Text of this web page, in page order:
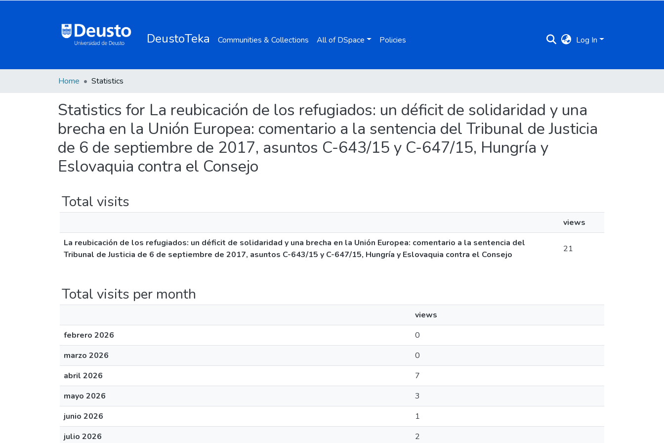
DeustoTeka Communities & Collections All of DSpace Policies Log In
Home Statistics
Statistics for La reubicación de los refugiados: un déficit de solidaridad y una
brecha en la Unión Europea: comentario a la sentencia del Tribunal de Justicia
de 6 de septiembre de 2017, asuntos C-643/15 y C-647/15, Hungría y
Eslovaquia contra el Consejo
Total visits
views
La reubicación de los refugiados: un déficit de solidaridad y una brecha en la Unión Europea: comentario a la sentencia del
Tribunal de Justicia de 6 de septiembre de 2017, asuntos C-643/15 y C-647/15, Hungría y Eslovaquia contra el Consejo
21
Total visits per month
views
febrero 2026
0
marzo 2026
0
abril 2026
7
mayo 2026
3
junio 2026
1
julio 2026
2